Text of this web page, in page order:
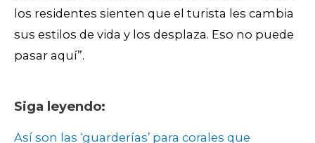
los residentes sienten que el turista les cambia
sus estilos de vida y los desplaza. Eso no puede
pasar aquí”.
Siga leyendo:
Así son las ‘guarderías’ para corales que